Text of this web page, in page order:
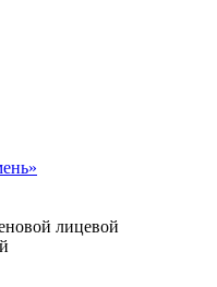
лицевой